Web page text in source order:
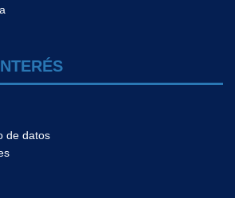
de datos